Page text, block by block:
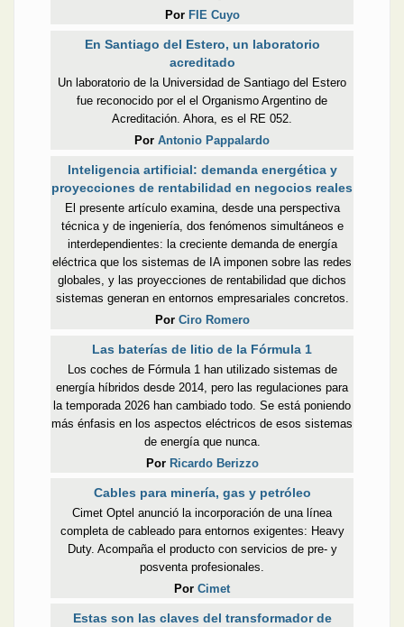
Por FIE Cuyo
En Santiago del Estero, un laboratorio
acreditado
Un laboratorio de la Universidad de Santiago del Estero
fue reconocido por el el Organismo Argentino de
Acreditación. Ahora, es el RE 052.
Por Antonio Pappalardo
Inteligencia artificial: demanda energética y
proyecciones de rentabilidad en negocios reales
El presente artículo examina, desde una perspectiva
técnica y de ingeniería, dos fenómenos simultáneos e
interdependientes: la creciente demanda de energía
eléctrica que los sistemas de IA imponen sobre las redes
globales, y las proyecciones de rentabilidad que dichos
sistemas generan en entornos empresariales concretos.
Por Ciro Romero
Las baterías de litio de la Fórmula 1
Los coches de Fórmula 1 han utilizado sistemas de
energía híbridos desde 2014, pero las regulaciones para
la temporada 2026 han cambiado todo. Se está poniendo
más énfasis en los aspectos eléctricos de esos sistemas
de energía que nunca.
Por Ricardo Berizzo
Cables para minería, gas y petróleo
Cimet Optel anunció la incorporación de una línea
completa de cableado para entornos exigentes: Heavy
Duty. Acompaña el producto con servicios de pre- y
posventa profesionales.
Por Cimet
Estas son las claves del transformador de